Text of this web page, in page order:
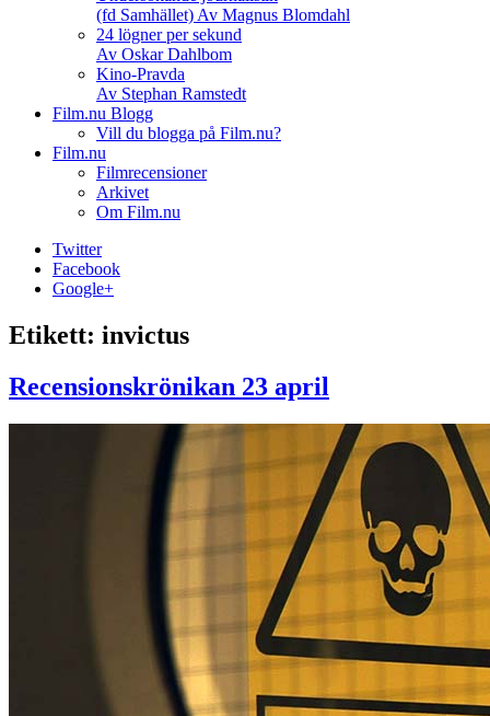
(fd Samhället) Av Magnus Blomdahl
24 lögner per sekund
Av Oskar Dahlbom
Kino-Pravda
Av Stephan Ramstedt
Film.nu Blogg
Vill du blogga på Film.nu?
Film.nu
Filmrecensioner
Arkivet
Om Film.nu
Twitter
Facebook
Google+
Etikett: invictus
Recensionskrönikan 23 april